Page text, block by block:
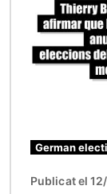
German
Publicat el